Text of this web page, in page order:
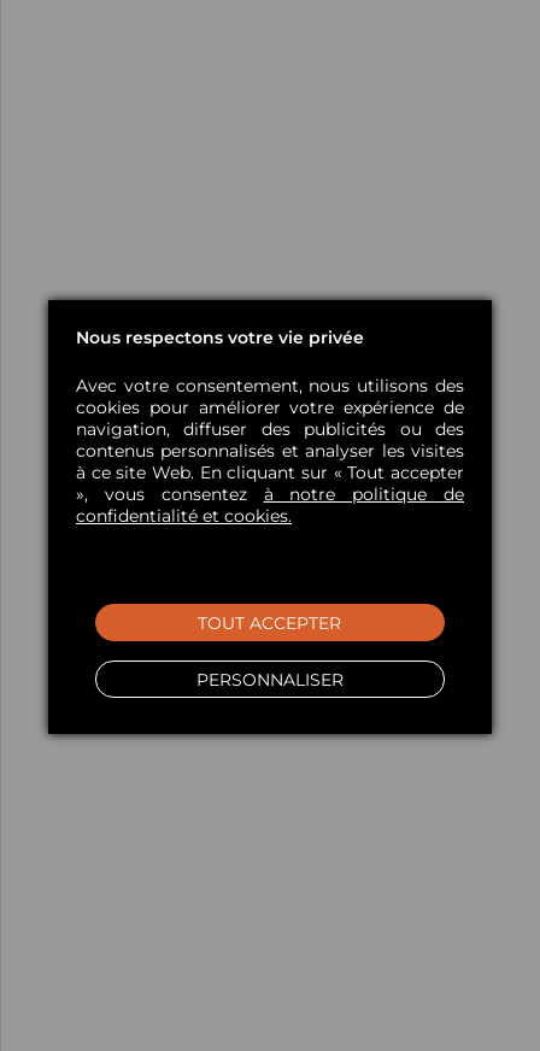
Nous respectons votre vie privée
Avec votre consentement, nous utilisons des
cookies pour améliorer votre expérience de
navigation, diffuser des publicités ou des
contenus personnalisés et analyser les visites
à ce site Web. En cliquant sur « Tout accepter
», vous consentez à notre politique de
confidentialité et cookies.
PERSONNALISER
TOUT ACCEPTER